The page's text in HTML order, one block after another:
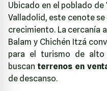
Ubicado en el poblado
Valladolid, este cenote
crecimiento. La cercanía
Balam y Chichén Itzá
para el turismo de
buscan terrenos en
de descanso.